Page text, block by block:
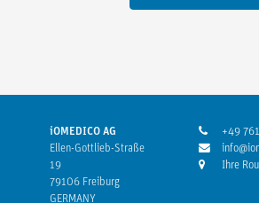
iOMEDICO AG
Ellen-Gottlieb-Straße
19
79106 Freiburg
GERMANY
+49
Ihre